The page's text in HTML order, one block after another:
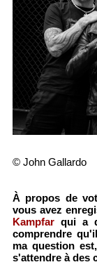
© John Gallardo
À propos de
vous avez
Kampfarqui a
comprendre
ma question
s'attendre à des